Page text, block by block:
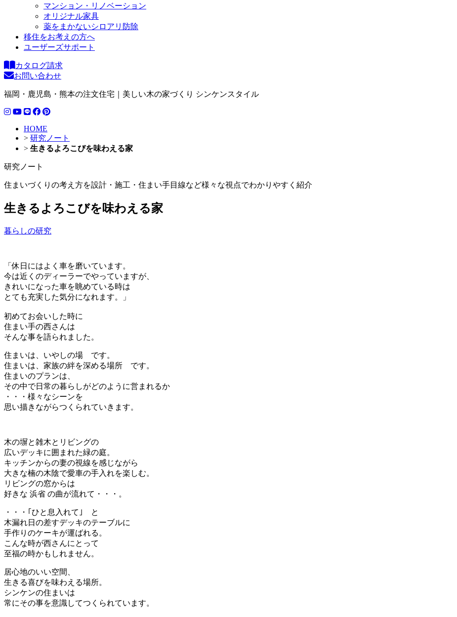
マンション・リノベーション
オリジナル家具
薬をまかないシロアリ防除
移住をお考えの方へ
ユーザーズサポート
カタログ請求
お問い合わせ
福岡・鹿児島・熊本の注文住宅｜美しい木の家づくり シンケンスタイル
HOME
> 研究ノート
> 生きるよろこびを味わえる家
研究ノート
住まいづくりの考え方を設計・施工・住まい手目線など様々な視点でわかりやすく紹介
生きるよろこびを味わえる家
暮らしの研究
「休日にはよく車を磨いています。
今は近くのディーラーでやっていますが、
きれいになった車を眺めている時は
とても充実した気分になれます。」
初めてお会いした時に
住まい手の西さんは
そんな事を語られました。
住まいは、いやしの場 です。
住まいは、家族の絆を深める場所 です。
住まいのプランは、
その中で日常の暮らしがどのように営まれるか
・・・様々なシーンを
思い描きながらつくられていきます。
木の塀と雑木とリビングの
広いデッキに囲まれた緑の庭。
キッチンからの妻の視線を感じながら
大きな楠の木陰で愛車の手入れを楽しむ。
リビングの窓からは
好きな 浜省 の曲が流れて・・・。
・・・｢ひと息入れて｣ と
木漏れ日の差すデッキのテーブルに
手作りのケーキが運ばれる。
こんな時が西さんにとって
至福の時かもしれません。
居心地のいい空間、
生きる喜びを味わえる場所。
シンケンの住まいは
常にその事を意識してつくられています。